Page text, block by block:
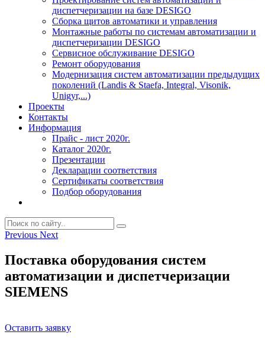
диспетчеризации на базе DESIGO
Сборка щитов автоматики и управления
Монтажные работы по системам автоматизации и
диспетчеризации DESIGO
Сервисное обслуживание DESIGO
Ремонт оборудования
Модернизация систем автоматизации предыдущих
поколений (Landis & Staefa, Integral, Visonik,
Unigyr,...)
Проекты
Контакты
Информация
Прайс - лист 2020г.
Каталог 2020г.
Презентации
Декларации соответствия
Сертификаты соответствия
Подбор оборудования
Previous Next
Поставка оборудования систем
автоматизации и диспетчеризации
SIEMENS
Оставить заявку